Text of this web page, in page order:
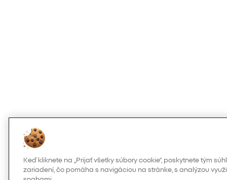
Keď kliknete na „Prijať všetky súbory cookie“, poskytnete tým
zariadení, čo pomáha s navigáciou na stránke, s analýzou